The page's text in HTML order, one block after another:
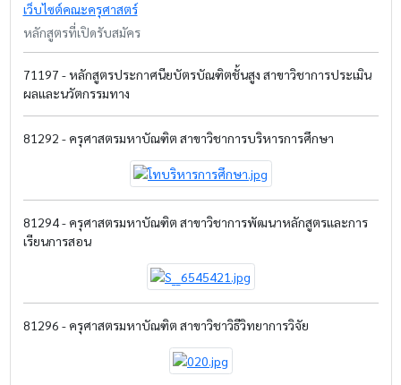
เว็บไซต์คณะครุศาสตร์
หลักสูตรที่เปิดรับสมัคร
71197 - หลักสูตรประกาศนียบัตรบัณฑิตชั้นสูง สาขาวิชาการประเมิน
ผลและนวัตกรรมทาง
81292 - ครุศาสตรมหาบัณฑิต สาขาวิชาการบริหารการศึกษา
81294 - ครุศาสตรมหาบัณฑิต สาขาวิชาการพัฒนาหลักสูตรและการ
เรียนการสอน
81296 - ครุศาสตรมหาบัณฑิต สาขาวิชาวิธีวิทยาการวิจัย